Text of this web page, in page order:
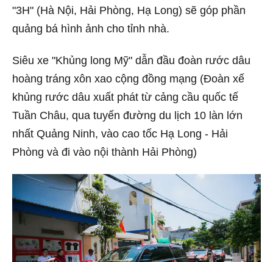
"3H" (Hà Nội, Hải Phòng, Hạ Long) sẽ góp phần
quảng bá hình ảnh cho tỉnh nhà.
Siêu xe "Khủng long Mỹ" dẫn đầu đoàn rước dâu
hoàng tráng xôn xao cộng đồng mạng (Đoàn xế
khủng rước dâu xuất phát từ cảng cầu quốc tế
Tuần Châu, qua tuyến đường du lịch 10 làn lớn
nhất Quảng Ninh, vào cao tốc Hạ Long - Hải
Phòng và đi vào nội thành Hải Phòng)